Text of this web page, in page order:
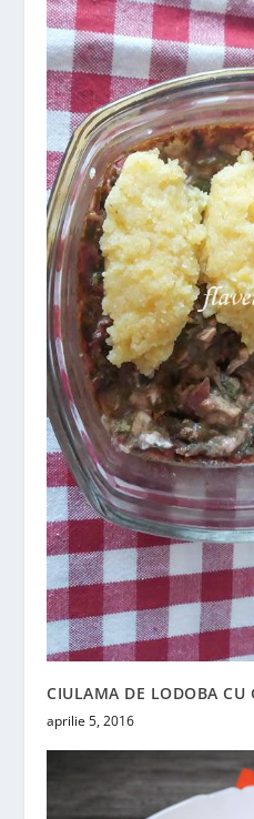
CIULAMA DE LODOBA CU
aprilie 5, 2016